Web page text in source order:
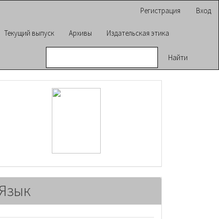
Регистрация Вход
Текущий выпуск Архивы Издательская этика
Найти